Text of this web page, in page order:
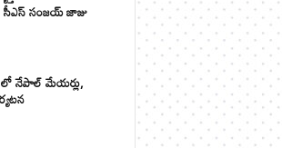
సంజయ్ జాజు
నేపాల్ మేయర్లు,